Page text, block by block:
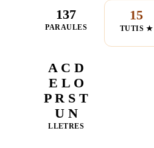
137
PARAULES
15
TUTIS ★
A C D
E L O
P R S T
U N
LLETRES